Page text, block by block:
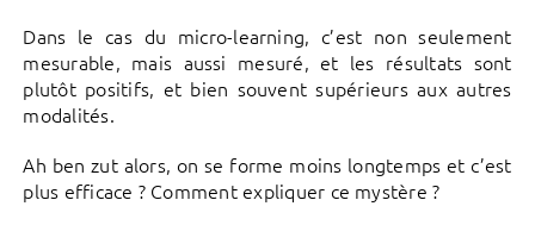
Dans le cas du micro-learning, c’est non seulement
mesurable, mais aussi mesuré, et les résultats sont
plutôt positifs, et bien souvent supérieurs aux autres
modalités.
Ah ben zut alors, on se forme moins longtemps et c’est
plus efficace ? Comment expliquer ce mystère ?